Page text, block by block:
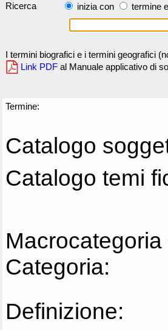
Ricerca inizia con termine
I termini biografici e i termini geografici
Link PDF al Manuale applicativo di
Termine:
Catalogo
Catalogo temi
Macrocategoria
Categoria:
Definizione: